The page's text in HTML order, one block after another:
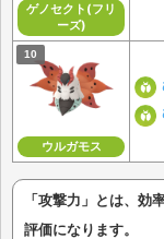
ゲノセクト(フリ
ーズ)
ウルガモス
「攻撃力」とは、効
評価になります。